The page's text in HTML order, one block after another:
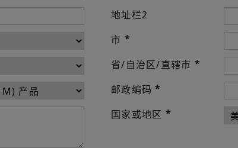
地址栏2
市 *
省/自治区/直辖市 *
邮政编码*
国家或地区 *